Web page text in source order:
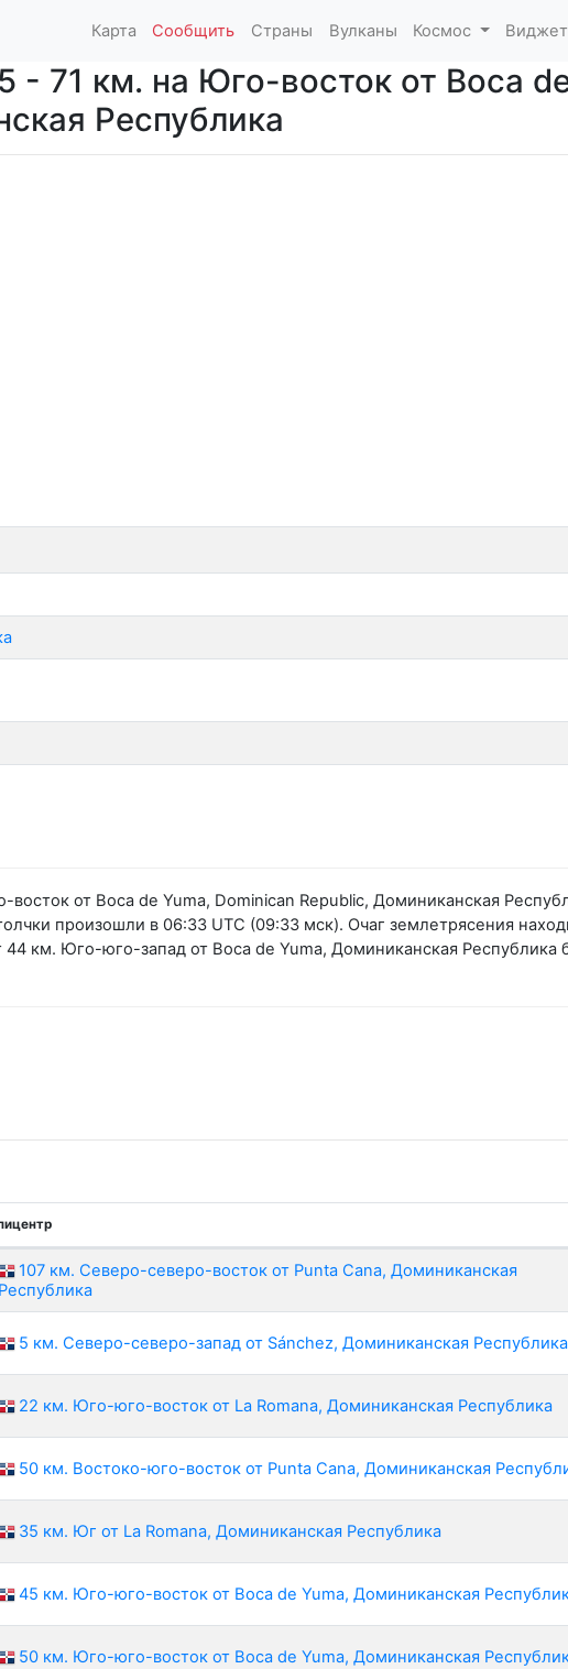
Карта Сообщить Страны Вулканы Космос
- 71 км. на Юго-восток от Boca
Республика
от Boca de Yuma, Dominican Republic, Доминиканская
произошли в 06:33 UTC (09:33 мск). Очаг землетрясения
км. Юго-юго-запад от Boca de Yuma, Доминиканская Республика
107 км. Северо-северо-восток от Punta Cana, Доминиканская
Республика
5 км. Северо-северо-запад от Sánchez, Доминиканская Республика
22 км. Юго-юго-восток от La Romana, Доминиканская Республика
50 км. Востоко-юго-восток от Punta Cana, Доминиканская
35 км. Юг от La Romana, Доминиканская Республика
45 км. Юго-юго-восток от Boca de Yuma, Доминиканская
50 км. Юго-юго-восток от Boca de Yuma, Доминиканская